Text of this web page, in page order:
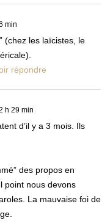
min
(chez les laïcistes, le
répondre
h 29 min
d’il y a 3 mois. Ils
des propos en
point nous devons
La mauvaise foi de